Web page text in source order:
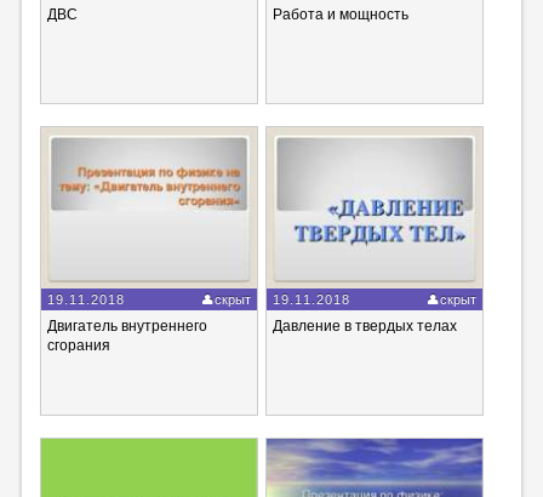
ДВС Работа и мощность
19.11.2018 скрыт
Двигатель внутреннего
сгорания
19.11.2018 скрыт
Давление в твердых телах